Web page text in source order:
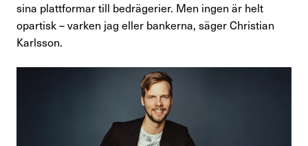
sina plattformar till bedrägerier. Men ingen är helt
opartisk – varken jag eller bankerna, säger Christian
Karlsson.